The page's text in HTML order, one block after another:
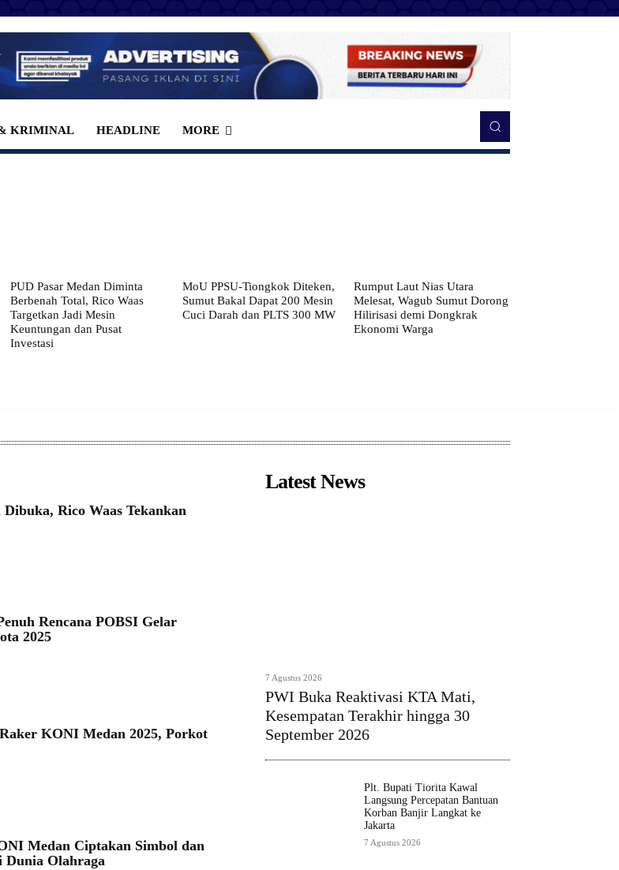
KRIMINAL HEADLINE MORE
PUD Pasar Medan Diminta
Berbenah Total, Rico Waas
Targetkan Jadi Mesin
Keuntungan dan Pusat
Investasi
MoU PPSU-Tiongkok Diteken,
Sumut Bakal Dapat 200 Mesin
Cuci Darah dan PLTS 300 MW
Rumput Laut Nias Utara
Melesat, Wagub Sumut Dorong
Hilirisasi demi Dongkrak
Ekonomi Warga
Rico Waas Tekankan
Rencana POBSI Gelar
2025
KONI Medan 2025, Porkot
Medan Ciptakan Simbol dan
Dunia Olahraga
Latest News
7 Agustus 2026
PWI Buka Reaktivasi KTA Mati,
Kesempatan Terakhir hingga 30
September 2026
Plt. Bupati Tiorita Kawal
Langsung Percepatan Bantuan
Korban Banjir Langkat ke
Jakarta
7 Agustus 2026